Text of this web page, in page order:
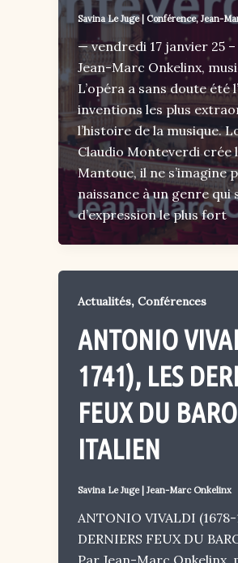
Savina Le Juge| Conférence, Jean-
— vendredi 17 janvier 25
Jean-Marc Onkelinx,
L’opéra a sans doute été
inventions les plus
l’histoire de la musique.
Claudio Monteverdi crée
Mantoue, il ne s’imagine
naissance à un genre qui
d’expression le plus fort
Actualités, Conférences
ANTONIO
1741), LES
FEUX DU
ITALIEN
Savina Le Juge | Jean-Marc Onkelinx
ANTONIO VIVALDI (1678-
DERNIERS FEUX DU
Par Jean-Marc Onkelinx,